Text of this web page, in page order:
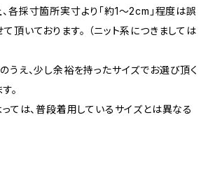
各採寸箇所実寸より「約1～2cm」程度は誤
頂いております。 （ニット系につきましては
うえ、少し余裕を持ったサイズでお選び頂く
。
っては、普段着用しているサイズとは異なる